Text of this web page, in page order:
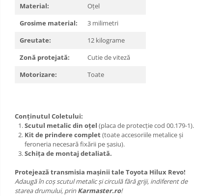
Material:
Oțel
Grosime material:
3 milimetri
Greutate:
12 kilograme
Zonă protejată:
Cutie de viteză
Motorizare:
Toate
Conținutul Coletului:
Scutul metalic din oțel (placa de protecție cod 00.179-1).
Kit de prindere complet(toate accesoriile metalice și
feroneria necesară fixării pe șasiu).
Schița de montaj detaliată.
Protejează transmisia mașinii tale Toyota Hilux Revo!
Adaugă în coș scutul metalic și circulă fără griji, indiferent de
starea drumului, prin Karmaster.ro!